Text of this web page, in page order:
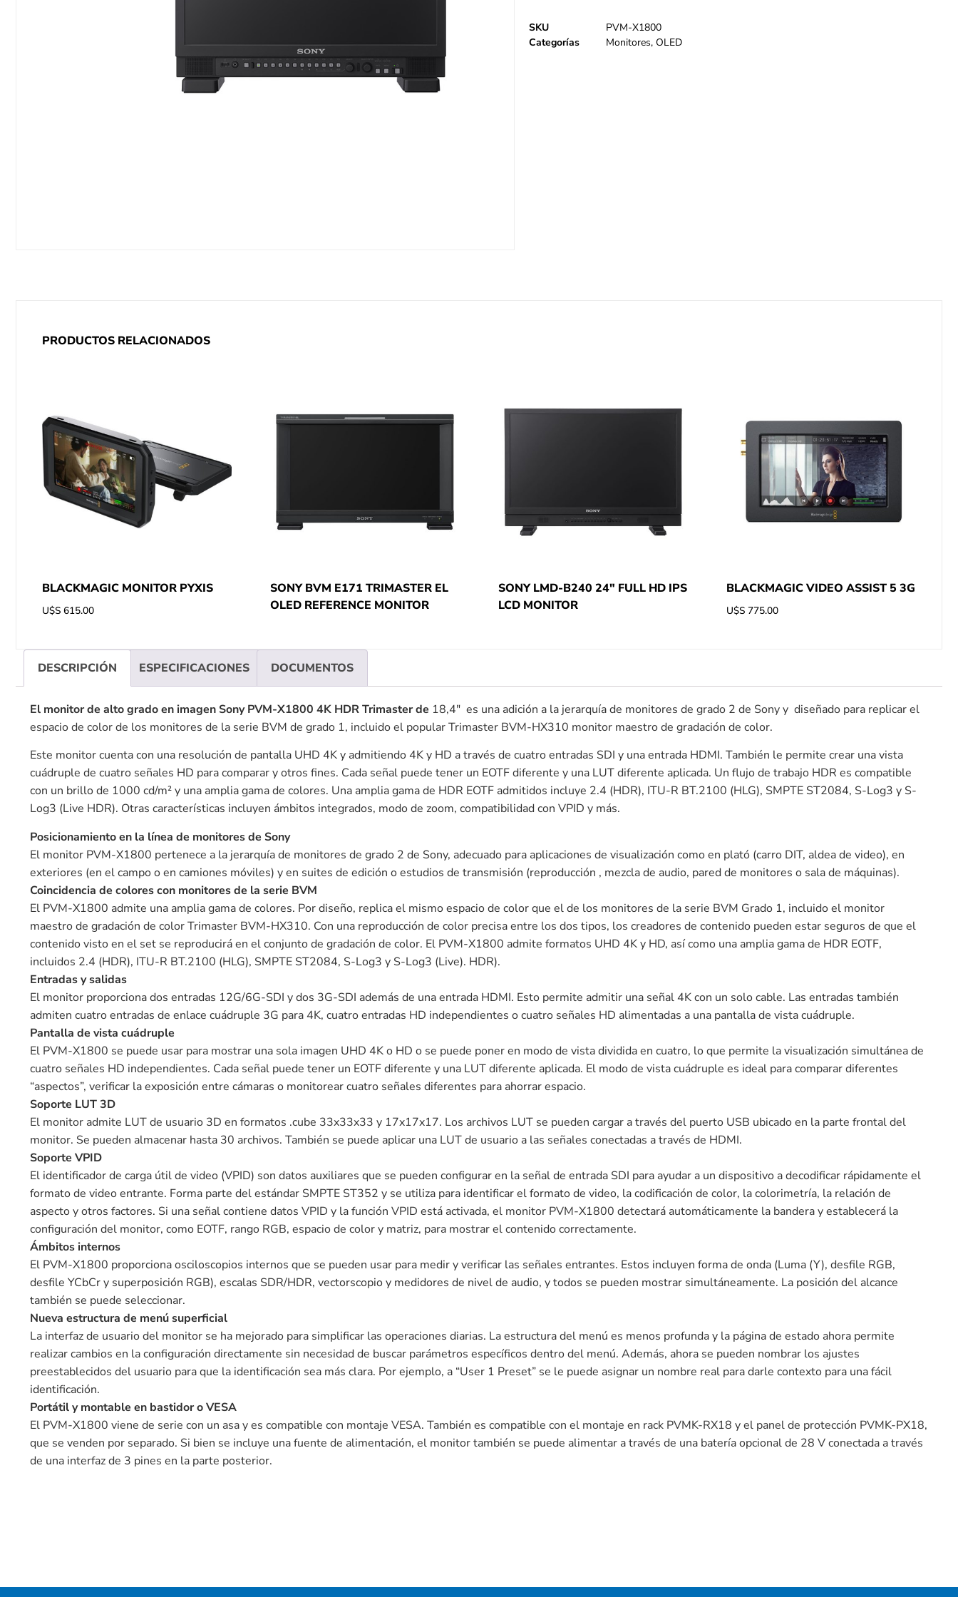
SKU
PVM-X1800
Categorías
Monitores,OLED
PRODUCTOS RELACIONADOS
BLACKMAGIC MONITOR PYXIS
U$S 615.00
SONY BVM E171 TRIMASTER EL
OLED REFERENCE MONITOR
SONY LMD-B240 24″ FULL HD IPS
LCD MONITOR
BLACKMAGIC VIDEO ASSIST 5 3G
U$S 775.00
DESCRIPCIÓN ESPECIFICACIONES DOCUMENTOS
El monitor de alto grado en imagen Sony PVM-X1800 4K HDR Trimaster de 18,4″ es una adición a la jerarquía de monitores de grado 2 de Sony y diseñado para replicar el
espacio de color de los monitores de la serie BVM de grado 1, incluido el popular Trimaster BVM-HX310 monitor maestro de gradación de color.
Este monitor cuenta con una resolución de pantalla UHD 4K y admitiendo 4K y HD a través de cuatro entradas SDI y una entrada HDMI. También le permite crear una vista
cuádruple de cuatro señales HD para comparar y otros fines. Cada señal puede tener un EOTF diferente y una LUT diferente aplicada. Un flujo de trabajo HDR es compatible
con un brillo de 1000 cd/m² y una amplia gama de colores. Una amplia gama de HDR EOTF admitidos incluye 2.4 (HDR), ITU-R BT.2100 (HLG), SMPTE ST2084, S-Log3 y S-
Log3 (Live HDR). Otras características incluyen ámbitos integrados, modo de zoom, compatibilidad con VPID y más.
Posicionamiento en la línea de monitores de Sony
El monitor PVM-X1800 pertenece a la jerarquía de monitores de grado 2 de Sony, adecuado para aplicaciones de visualización como en plató (carro DIT, aldea de video), en
exteriores (en el campo o en camiones móviles) y en suites de edición o estudios de transmisión (reproducción , mezcla de audio, pared de monitores o sala de máquinas).
Coincidencia de colores con monitores de la serie BVM
El PVM-X1800 admite una amplia gama de colores. Por diseño, replica el mismo espacio de color que el de los monitores de la serie BVM Grado 1, incluido el monitor
maestro de gradación de color Trimaster BVM-HX310. Con una reproducción de color precisa entre los dos tipos, los creadores de contenido pueden estar seguros de que el
contenido visto en el set se reproducirá en el conjunto de gradación de color. El PVM-X1800 admite formatos UHD 4K y HD, así como una amplia gama de HDR EOTF,
incluidos 2.4 (HDR), ITU-R BT.2100 (HLG), SMPTE ST2084, S-Log3 y S-Log3 (Live). HDR).
Entradas y salidas
El monitor proporciona dos entradas 12G/6G-SDI y dos 3G-SDI además de una entrada HDMI. Esto permite admitir una señal 4K con un solo cable. Las entradas también
admiten cuatro entradas de enlace cuádruple 3G para 4K, cuatro entradas HD independientes o cuatro señales HD alimentadas a una pantalla de vista cuádruple.
Pantalla de vista cuádruple
El PVM-X1800 se puede usar para mostrar una sola imagen UHD 4K o HD o se puede poner en modo de vista dividida en cuatro, lo que permite la visualización simultánea de
cuatro señales HD independientes. Cada señal puede tener un EOTF diferente y una LUT diferente aplicada. El modo de vista cuádruple es ideal para comparar diferentes
“aspectos”, verificar la exposición entre cámaras o monitorear cuatro señales diferentes para ahorrar espacio.
Soporte LUT 3D
El monitor admite LUT de usuario 3D en formatos .cube 33x33x33 y 17x17x17. Los archivos LUT se pueden cargar a través del puerto USB ubicado en la parte frontal del
monitor. Se pueden almacenar hasta 30 archivos. También se puede aplicar una LUT de usuario a las señales conectadas a través de HDMI.
Soporte VPID
El identificador de carga útil de video (VPID) son datos auxiliares que se pueden configurar en la señal de entrada SDI para ayudar a un dispositivo a decodificar rápidamente el
formato de video entrante. Forma parte del estándar SMPTE ST352 y se utiliza para identificar el formato de video, la codificación de color, la colorimetría, la relación de
aspecto y otros factores. Si una señal contiene datos VPID y la función VPID está activada, el monitor PVM-X1800 detectará automáticamente la bandera y establecerá la
configuración del monitor, como EOTF, rango RGB, espacio de color y matriz, para mostrar el contenido correctamente.
Ámbitos internos
El PVM-X1800 proporciona osciloscopios internos que se pueden usar para medir y verificar las señales entrantes. Estos incluyen forma de onda (Luma (Y), desfile RGB,
desfile YCbCr y superposición RGB), escalas SDR/HDR, vectorscopio y medidores de nivel de audio, y todos se pueden mostrar simultáneamente. La posición del alcance
también se puede seleccionar.
Nueva estructura de menú superficial
La interfaz de usuario del monitor se ha mejorado para simplificar las operaciones diarias. La estructura del menú es menos profunda y la página de estado ahora permite
realizar cambios en la configuración directamente sin necesidad de buscar parámetros específicos dentro del menú. Además, ahora se pueden nombrar los ajustes
preestablecidos del usuario para que la identificación sea más clara. Por ejemplo, a “User 1 Preset” se le puede asignar un nombre real para darle contexto para una fácil
identificación.
Portátil y montable en bastidor o VESA
El PVM-X1800 viene de serie con un asa y es compatible con montaje VESA. También es compatible con el montaje en rack PVMK-RX18 y el panel de protección PVMK-PX18,
que se venden por separado. Si bien se incluye una fuente de alimentación, el monitor también se puede alimentar a través de una batería opcional de 28 V conectada a través
de una interfaz de 3 pines en la parte posterior.